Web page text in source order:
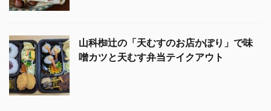
山科椥辻の「天むすのお店かぽり」で味
噌カツと天むす弁当テイクアウト